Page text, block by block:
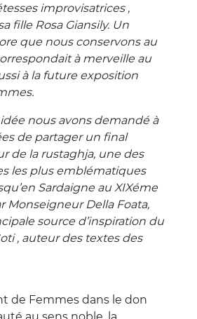
improvisatrices ,
fille Rosa Giansily. Un
que nous conservons au
à merveille au
à la future exposition
nous avons demandé à
de partager un final
de la rustaghja, une des
les plus emblématiques
Sardaigne au XIXéme
Monseigneur Della Foata,
source d’inspiration du
, auteur des textes des
de Femmes dans le don